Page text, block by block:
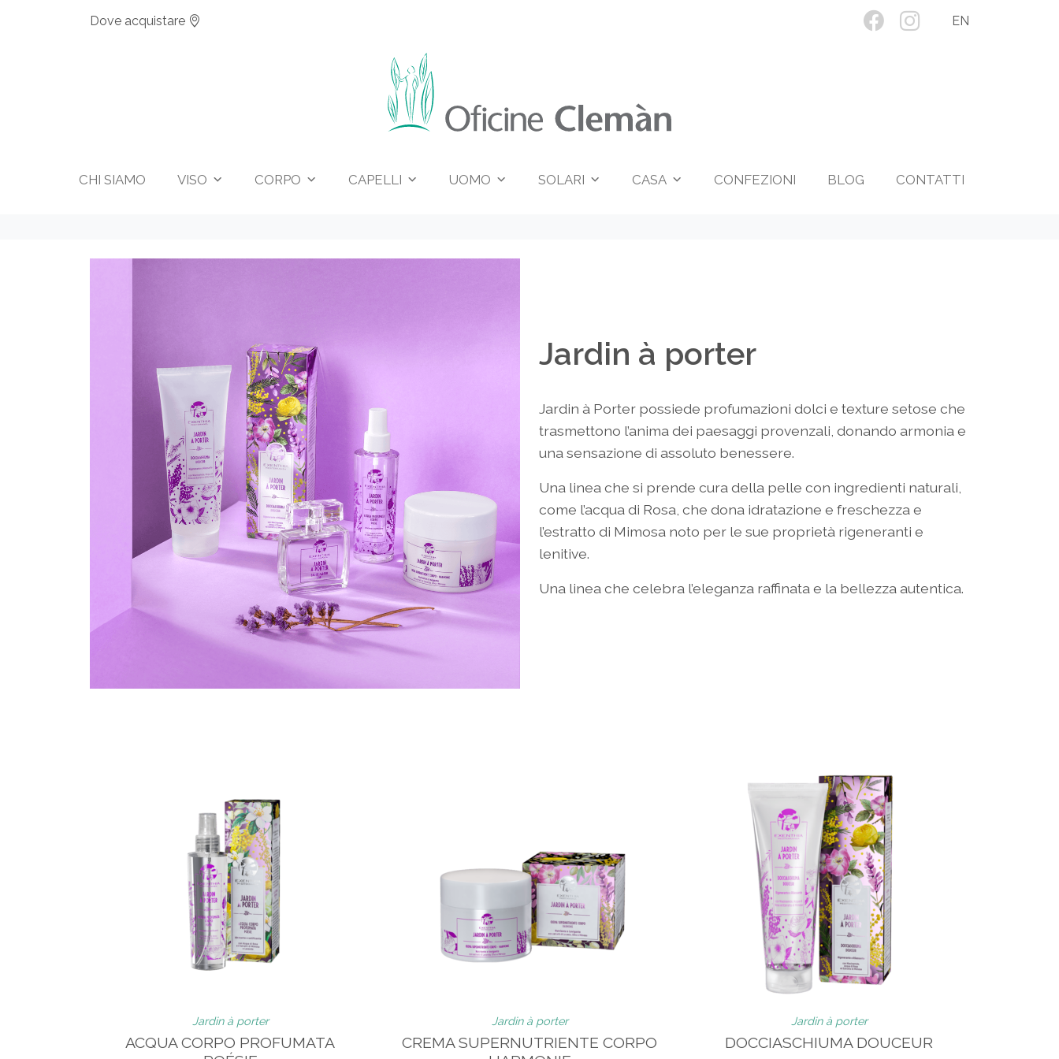
Dove acquistare EN
CHI SIAMO VISO CORPO CAPELLI UOMO SOLARI CASA CONFEZIONI BLOG CONTATTI
Jardin à porter
Jardin à Porter possiede profumazioni dolci e texture setose che
trasmettono l’anima dei paesaggi provenzali, donando armonia e
una sensazione di assoluto benessere.
Una linea che si prende cura della pelle con ingredienti naturali,
come l’acqua di Rosa, che dona idratazione e freschezza e
l’estratto di Mimosa noto per le sue proprietà rigeneranti e
lenitive.
Una linea che celebra l’eleganza raffinata e la bellezza autentica.
Jardin à porter
ACQUA CORPO PROFUMATA
Jardin à porter
CREMA SUPERNUTRIENTE CORPO
Jardin à porter
DOCCIASCHIUMA DOUCEUR